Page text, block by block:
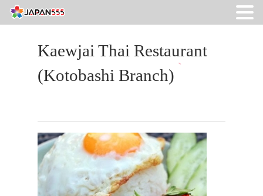
Kaewjai Thai Restaurant
(Kotobashi Branch)